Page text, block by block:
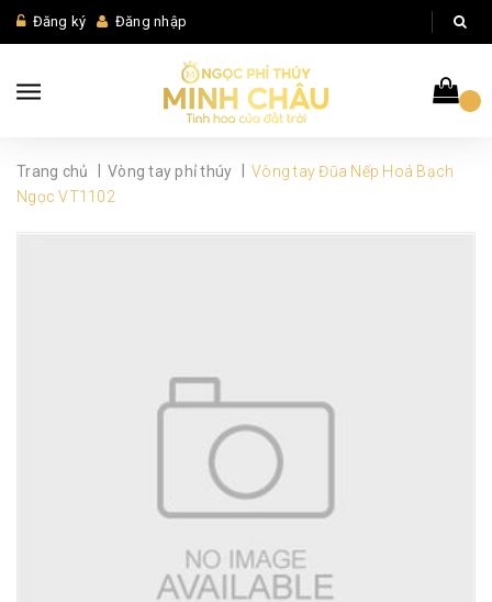
Đăng ký Đăng nhập
Trang chủ Vòng tay phỉ thúy
Vòng tay Đũa Nếp Hoá Bạch
Ngọc VT1102